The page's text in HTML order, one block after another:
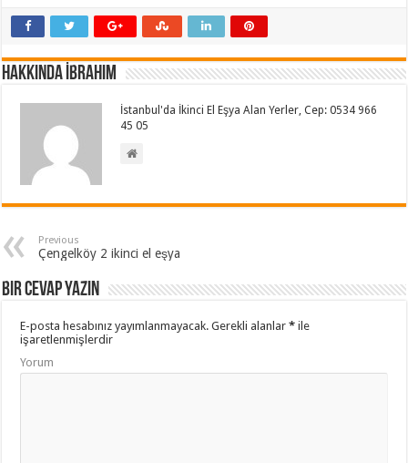
Hakkında İbrahim
İstanbul'da İkinci El Eşya Alan Yerler, Cep: 0534 966
45 05
Previous
Çengelköy 2 ikinci el eşya
Bir cevap yazın
E-posta hesabınız yayımlanmayacak. Gerekli alanlar* ile
işaretlenmişlerdir
Yorum